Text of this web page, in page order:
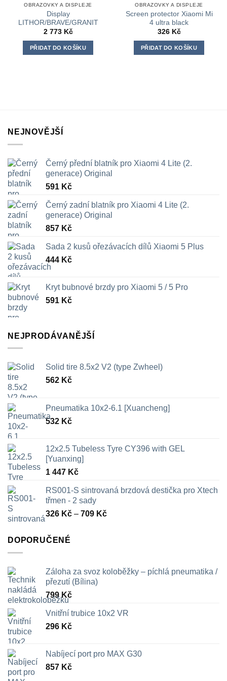
OBRAZOVKY A DISPLEJE
Display
LITHOR/BRAVE/GRANIT
2 773 Kč
PŘIDAT DO KOŠÍKU
OBRAZOVKY A DISPLEJE
Screen protector Xiaomi Mi
4 ultra black
326 Kč
PŘIDAT DO KOŠÍKU
NEJNOVĚJŠÍ
Černý přední blatník pro Xiaomi 4 Lite (2.
generace) Original
591 Kč
Černý zadní blatník pro Xiaomi 4 Lite (2.
generace) Original
857 Kč
Sada 2 kusů ořezávacích dílů Xiaomi 5 Plus
444 Kč
Kryt bubnové brzdy pro Xiaomi 5 / 5 Pro
591 Kč
NEJPRODÁVANĚJŠÍ
Solid tire 8.5x2 V2 (type Zwheel)
562 Kč
Pneumatika 10x2-6.1 [Xuancheng]
532 Kč
12x2.5 Tubeless Tyre CY396 with GEL
[Yuanxing]
1 447 Kč
RS001-S sintrovaná brzdová destička pro Xtech
třmen - 2 sady
326 Kč – 709 KčRozpětí
DOPORUČENÉ
Záloha za svoz koloběžky – píchlá pneumatika /
přezutí (Bílina)
799Kč
Vnitřní trubice 10x2 VR
296 Kč
Nabíjecí port pro MAX G30
857 Kč